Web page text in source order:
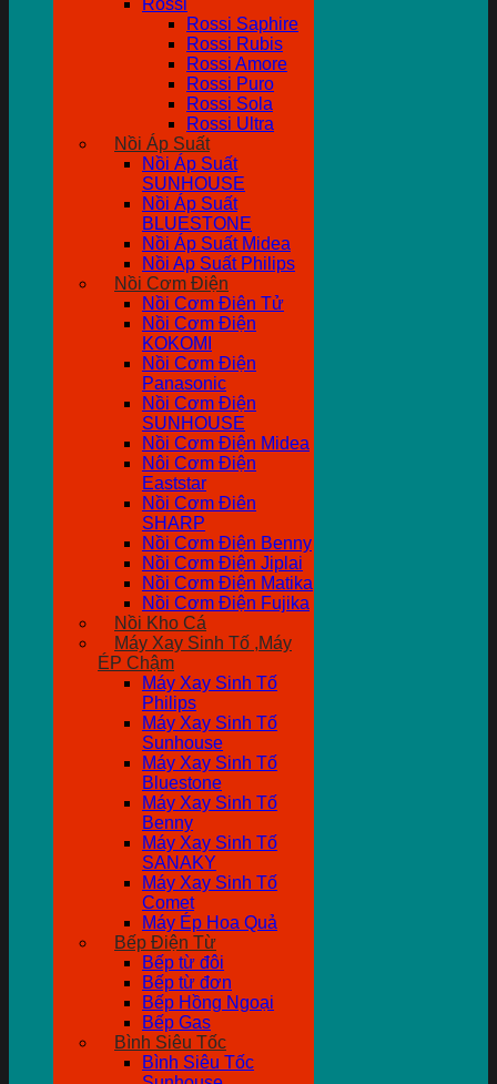
Rossi
Rossi Saphire
Rossi Rubis
Rossi Amore
Rossi Puro
Rossi Sola
Rossi Ultra
Nồi Áp Suất
Nồi Áp Suất
SUNHOUSE
Nồi Áp Suất
BLUESTONE
Nồi Áp Suất Midea
Nồi Ap Suất Philips
Nồi Cơm Điện
Nồi Cơm Điên Tử
Nồi Cơm Điện
KOKOMI
Nồi Cơm Điện
Panasonic
Nồi Cơm Điện
SUNHOUSE
Nồi Cơm Điện Midea
Nôi Cơm Điện
Eaststar
Nồi Cơm Điên
SHARP
Nồi Cơm Điện Benny
Nồi Cơm Điện Jiplai
Nồi Cơm Điện Matika
Nồi Cơm Điện Fujika
Nồi Kho Cá
Máy Xay Sinh Tố ,Máy
ÉP Chậm
Máy Xay Sinh Tố
Philips
Máy Xay Sinh Tố
Sunhouse
Máy Xay Sinh Tố
Bluestone
Máy Xay Sinh Tố
Benny
Máy Xay Sinh Tố
SANAKY
Máy Xay Sinh Tố
Comet
Máy Ép Hoa Quả
Bếp Điện Từ
Bếp từ đôi
Bếp từ đơn
Bếp Hồng Ngoại
Bếp Gas
Bình Siêu Tốc
Bình Siêu Tốc